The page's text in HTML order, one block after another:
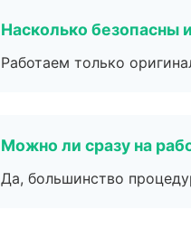
Насколько безопасны
Работаем только
Можно ли сразу на
Да, большинство